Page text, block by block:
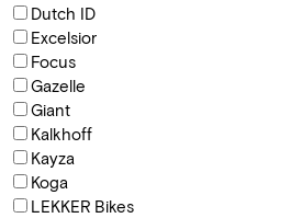
Dutch ID
Excelsior
Focus
Gazelle
Giant
Kalkhoff
Kayza
Koga
LEKKER Bikes